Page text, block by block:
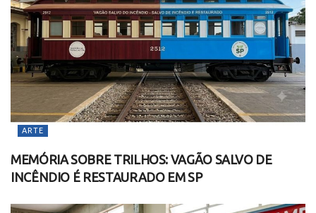
ARTE
MEMÓRIA SOBRE TRILHOS: VAGÃO SALVO DE
INCÊNDIO É RESTAURADO EM SP